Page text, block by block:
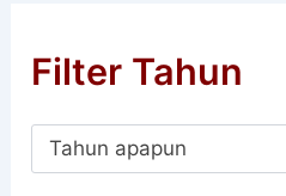
Filter Tahun
Tahun apapun